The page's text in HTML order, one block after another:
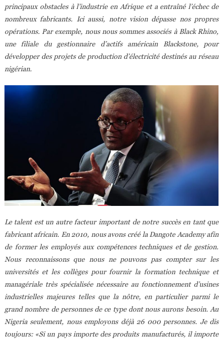
principaux obstacles à l’industrie en Afrique et a entraîné l’échec de
nombreux fabricants. Ici aussi, notre vision dépasse nos propres
opérations. Par exemple, nous nous sommes associés à Black Rhino,
une filiale du gestionnaire d’actifs américain Blackstone, pour
développer des projets de production d’électricité destinés au réseau
nigérian.
Le talent est un autre facteur important de notre succès en tant que
fabricant africain. En 2010, nous avons créé la Dangote Academy afin
de former les employés aux compétences techniques et de gestion.
Nous reconnaissons que nous ne pouvons pas compter sur les
universités et les collèges pour fournir la formation technique et
managériale très spécialisée nécessaire au fonctionnement d’usines
industrielles majeures telles que la nôtre, en particulier parmi le
grand nombre de personnes de ce type dont nous aurons besoin. Au
Nigeria seulement, nous employons déjà 26 000 personnes. Je dis
toujours: «Si un pays importe des produits manufacturés, il importe